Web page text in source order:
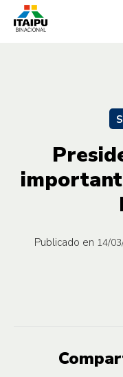
Publicado en 14/